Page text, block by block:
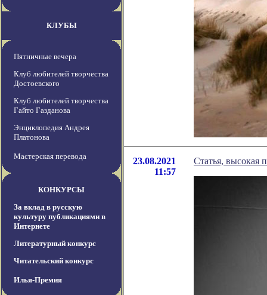
КЛУБЫ
Пятничные вечера
Клуб любителей творчества
Достоевского
Клуб любителей творчества
Гайто Газданова
Энциклопедия Андрея
Платонова
Мастерская перевода
КОНКУРСЫ
За вклад в русскую
культуру публикациями в
Интернете
Литературный конкурс
Читательский конкурс
Илья-Премия
23.08.2021
11:57
Статья, высокая